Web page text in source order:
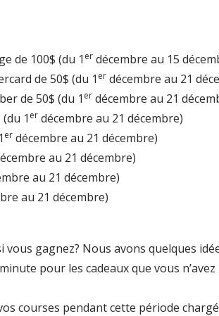
de 100$ (du 1 er décembre au 15
de 50$ (du 1 er décembre au 21
de 50$ (du 1 er décembre au 21
1 er décembre au 21 décembre)
er décembre au 21 décembre)
au 21 décembre)
au 21 décembre)
au 21 décembre)
gagnez? Nous avons quelques
pour les cadeaux que vous n’avez
courses pendant cette période